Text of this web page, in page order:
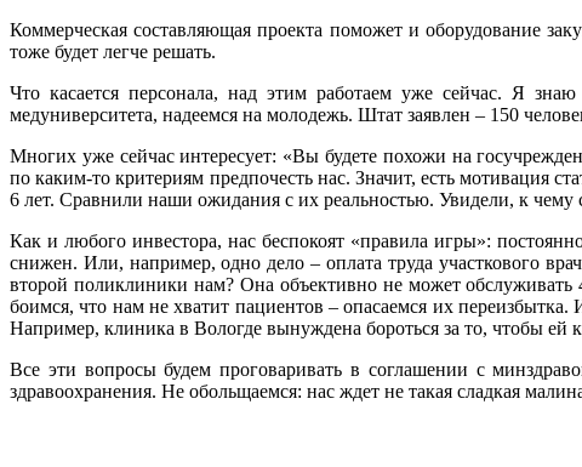
Коммерческая составляющая проекта поможет и оборудование
тоже будет легче решать.
Что касается персонала, над этим работаем уже сейчас. Я
медуниверситета, надеемся на молодежь. Штат заявлен – 150
Многих уже сейчас интересует: «Вы будете похожи на
по каким-то критериям предпочесть нас. Значит, есть мотивация
6 лет. Сравнили наши ожидания с их реальностью. Увидели, к чему
Как и любого инвестора, нас беспокоят «правила игры»:
снижен. Или, например, одно дело – оплата труда участкового
второй поликлиники нам? Она объективно не может обслуживать
боимся, что нам не хватит пациентов – опасаемся их
Например, клиника в Вологде вынуждена бороться за то, чтобы
Все эти вопросы будем проговаривать в соглашении с
здравоохранения. Не обольщаемся: нас ждет не такая сладкая